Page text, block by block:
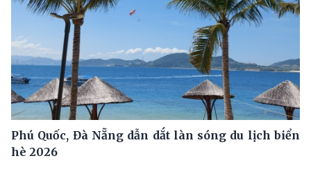
Phú Quốc, Đà Nẵng dẫn dắt làn sóng du lịch biển
hè 2026